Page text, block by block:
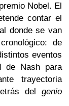
Nobel. El
contar el
donde se van
de
eventos
de Nash para
trayectoria
del genio